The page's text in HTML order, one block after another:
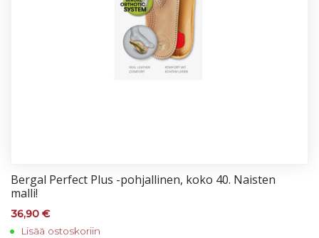
Ber­gal Per­fect Plus -poh­jal­li­nen, ko­ko 40. Nais­ten
mal­li!
36,90 €
Lisää ostoskoriin